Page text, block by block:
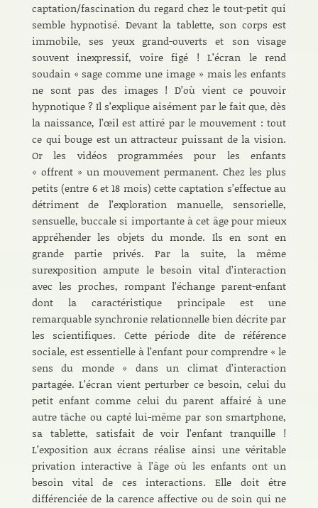
captation/fascination du regard chez le tout-petit qui
semble hypnotisé. Devant la tablette, son corps est
immobile, ses yeux grand-ouverts et son visage
souvent inexpressif, voire figé ! L’écran le rend
soudain « sage comme une image » mais les enfants
ne sont pas des images ! D’où vient ce pouvoir
hypnotique ? Il s’explique aisément par le fait que, dès
la naissance, l’œil est attiré par le mouvement : tout
ce qui bouge est un attracteur puissant de la vision.
Or les vidéos programmées pour les enfants
« offrent » un mouvement permanent. Chez les plus
petits (entre 6 et 18 mois) cette captation s’effectue au
détriment de l’exploration manuelle, sensorielle,
sensuelle, buccale si importante à cet âge pour mieux
appréhender les objets du monde. Ils en sont en
grande partie privés. Par la suite, la même
surexposition ampute le besoin vital d’interaction
avec les proches, rompant l’échange parent-enfant
dont la caractéristique principale est une
remarquable synchronie relationnelle bien décrite par
les scientifiques. Cette période dite de référence
sociale, est essentielle à l’enfant pour comprendre « le
sens du monde » dans un climat d’interaction
partagée. L’écran vient perturber ce besoin, celui du
petit enfant comme celui du parent affairé à une
autre tâche ou capté lui-même par son smartphone,
sa tablette, satisfait de voir l’enfant tranquille !
L’exposition aux écrans réalise ainsi une véritable
privation interactive à l’âge où les enfants ont un
besoin vital de ces interactions. Elle doit être
différenciée de la carence affective ou de soin qui ne